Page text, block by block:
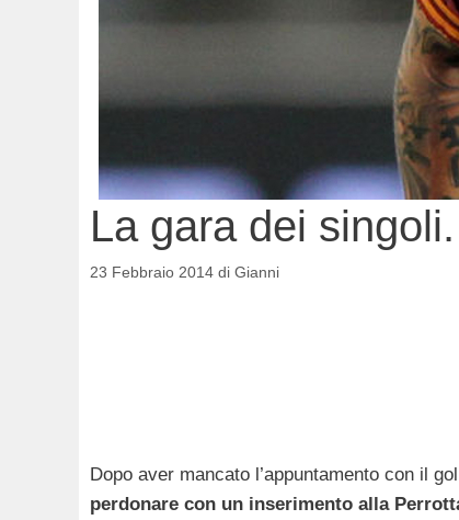
La gara dei
23 Febbraio 2014 di Gianni
Dopo aver mancato l’appuntamento con il
perdonare con un inserimento alla